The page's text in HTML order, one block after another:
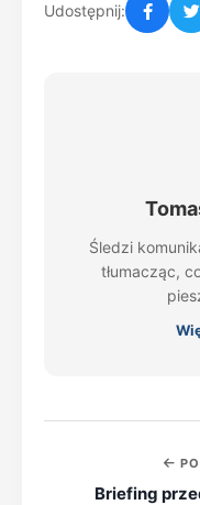
Udostępnij:
Śledzi
tłumacząc,
Briefing